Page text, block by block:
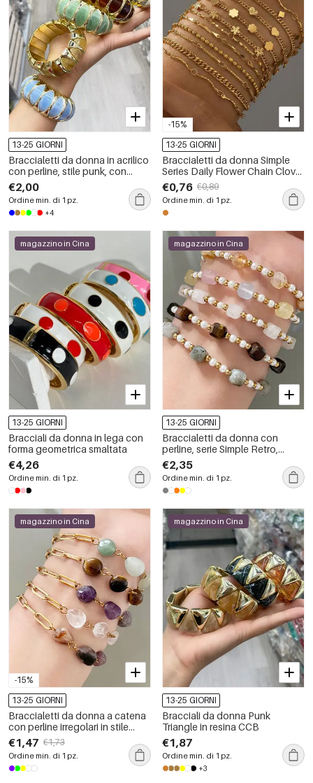
13-25 GIORNI
Braccialetti da donna in acrilico
con perline, stile punk, con
forme geometriche e sfumature
di colore.
€2,00
Ordine min. di 1 pz.
+4
-15%
13-25 GIORNI
Braccialetti da donna Simple
Series Daily Flower Chain Clover
in acciaio inossidabile
impermeabile color oro
€0,76 €0,89
Ordine min. di 1 pz.
magazzino in Cina
13-25 GIORNI
Bracciali da donna in lega con
forma geometrica smaltata
€4,26
Ordine min. di 1 pz.
magazzino in Cina
13-25 GIORNI
Braccialetti da donna con
perline, serie Simple Retro,
colore sfumato, pietre naturali,
colore oro.
€2,35
Ordine min. di 1 pz.
-15%
magazzino in Cina
13-25 GIORNI
Braccialetti da donna a catena
con perline irregolari in stile
retrò, in acciaio inossidabile,
impermeabili, color oro, con
pietre naturali, serie Simple.
€1,47 €1,73
Ordine min. di 1 pz.
magazzino in Cina
13-25 GIORNI
Bracciali da donna Punk
Triangle in resina CCB
€1,87
Ordine min. di 1 pz.
+3